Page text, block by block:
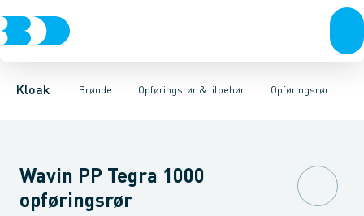
Kloak Brønde
Rør & fittingsBrønde BrøndgodsLinjeafvandingTanke,
Opføringsrør & tilbehør
Rense & inspektions brøndeOpføringsrør & tilbehør
Opføringsrør
OpføringsrørTætningsringeLågBundeMuffer Reduktioner
Wavin PP Tegra 1000
opføringsrør